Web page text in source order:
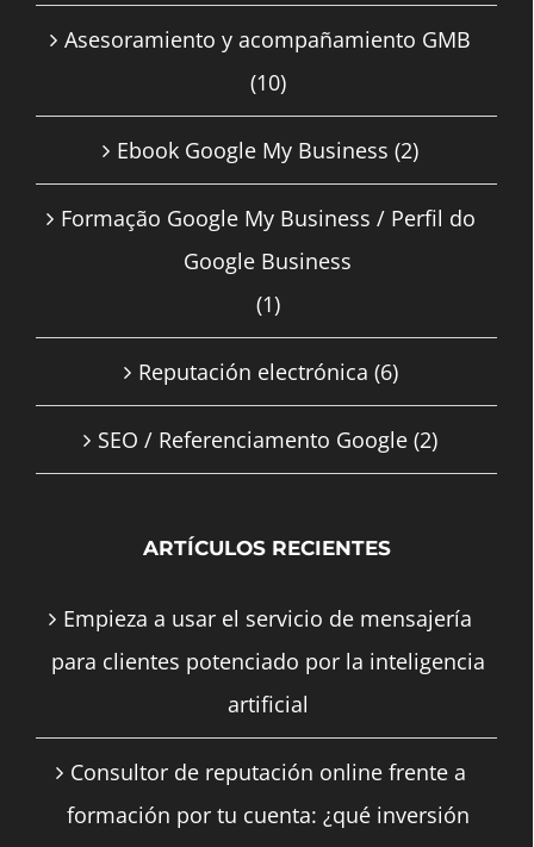
Asesoramiento y acompañamiento GMB
(10)
Ebook Google My Business (2)
Formação Google My Business / Perfil do
Google Business
(1)
Reputación electrónica (6)
SEO / Referenciamento Google (2)
ARTÍCULOS RECIENTES
Empieza a usar el servicio de mensajería
para clientes potenciado por la inteligencia
artificial
Consultor de reputación online frente a
formación por tu cuenta: ¿qué inversión